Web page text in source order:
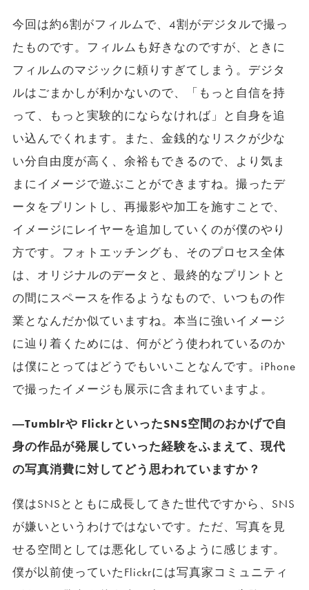
今回は約6割がフィルムで、4割がデジタルで撮っ
たものです。フィルムも好きなのですが、ときに
フィルムのマジックに頼りすぎてしまう。デジタ
ルはごまかしが利かないので、「もっと自信を持
って、もっと実験的にならなければ」と自身を追
い込んでくれます。また、金銭的なリスクが少な
い分自由度が高く、余裕もできるので、より気ま
まにイメージで遊ぶことができますね。撮ったデ
ータをプリントし、再撮影や加工を施すことで、
イメージにレイヤーを追加していくのが僕のやり
方です。フォトエッチングも、そのプロセス全体
は、オリジナルのデータと、最終的なプリントと
の間にスペースを作るようなもので、いつもの作
業となんだか似ていますね。本当に強いイメージ
に辿り着くためには、何がどう使われているのか
は僕にとってはどうでもいいことなんです。iPhone
で撮ったイメージも展示に含まれていますよ。
―Tumblrや FlickrといったSNS空間のおかげで自
身の作品が発展していった経験をふまえて、現代
の写真消費に対してどう思われていますか？
僕はSNSとともに成長してきた世代ですから、SNS
が嫌いというわけではないです。ただ、写真を見
せる空間としては悪化しているように感じます。
僕が以前使っていたFlickrには写真家コミュニティ